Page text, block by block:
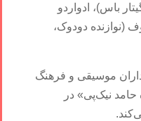
باس)، ادواردو
(نوازنده دودوک،
موسیقی و فرهنگ
نیک‌پی» در